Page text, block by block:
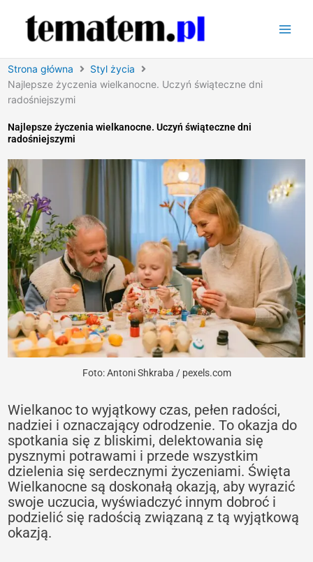
Strona główna
Styl życia
Najlepsze życzenia wielkanocne. Uczyń świąteczne dni
radośniejszymi
Najlepsze życzenia wielkanocne. Uczyń świąteczne dni
radośniejszymi
Foto: Antoni Shkraba / pexels.com
Wielkanoc to wyjątkowy czas, pełen radości,
nadziei i oznaczający odrodzenie. To okazja do
spotkania się z bliskimi, delektowania się
pysznymi potrawami i przede wszystkim
dzielenia się serdecznymi życzeniami. Święta
Wielkanocne są doskonałą okazją, aby wyrazić
swoje uczucia, wyświadczyć innym dobroć i
podzielić się radością związaną z tą wyjątkową
okazją.